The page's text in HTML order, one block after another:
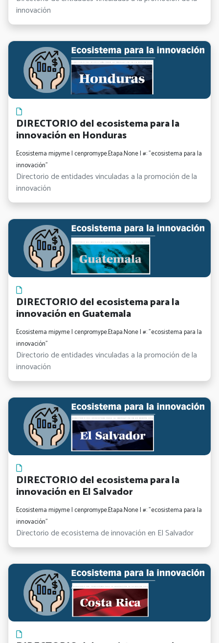
innovación
DIRECTORIO del ecosistema para la
innovación en Honduras
Ecosistema mipyme | cenpromype.Etapa.None | #: "ecosistema para la
innovación"
Directorio de entidades vinculadas a la promoción de la
innovación
DIRECTORIO del ecosistema para la
innovación en Guatemala
Ecosistema mipyme | cenpromype.Etapa.None | #: "ecosistema para la
innovación"
Directorio de entidades vinculadas a la promoción de la
innovación
DIRECTORIO del ecosistema para la
innovación en El Salvador
Ecosistema mipyme | cenpromype.Etapa.None | #: "ecosistema para la
innovación"
Directorio de ecosistema de innovación en El Salvador